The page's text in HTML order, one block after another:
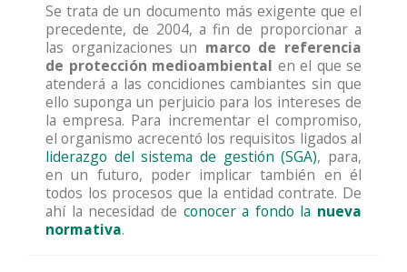
Se trata de un documento más exigente que el
precedente, de 2004, a fin de proporcionar a
las organizaciones un marco de referencia
de protección medioambiental en el que se
atenderá a las concidiones cambiantes sin que
ello suponga un perjuicio para los intereses de
la empresa. Para incrementar el compromiso,
el organismo acrecentó los requisitos ligados al
liderazgo del sistema de gestión (SGA), para,
en un futuro, poder implicar también en él
todos los procesos que la entidad contrate. De
ahí la necesidad de conocer a fondo la nueva
normativa.